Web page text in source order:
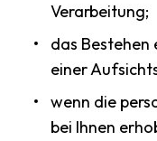
Verarbeitung;
das Bestehen
einer
wenn die
bei Ihnen